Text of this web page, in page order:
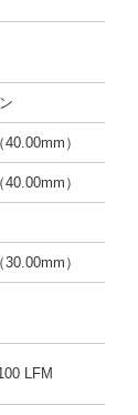
）
）
）
LFM